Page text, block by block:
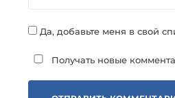
Да, добавьте меня в свой
Получать новые